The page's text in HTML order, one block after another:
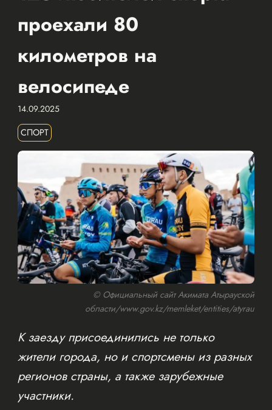
проехали 80
километров на
велосипеде
14.09.2025
СПОРТ
© Официальный сайт Акимата Атырауской
области/www.gov.kz/memleket/entities/atyrau
К заезду присоединились не только
жители города, но и спортсмены из разных
регионов страны, а также зарубежные
участники.